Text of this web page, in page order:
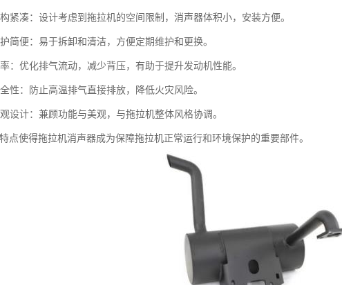
紧凑：设计考虑到拖拉机的空间限制，消声器体积小，安装方便。
简便：易于拆卸和清洁，方便定期维护和更换。
：优化排气流动，减少背压，有助于提升发动机性能。
性：防止高温排气直接排放，降低火灾风险。
设计：兼顾功能与美观，与拖拉机整体风格协调。
点使得拖拉机消声器成为保障拖拉机正常运行和环境保护的重要部件。